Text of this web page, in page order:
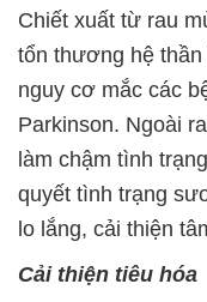
Chiết xuất từ rau
tổn thương hệ
nguy cơ mắc các
Parkinson. Ngoài
làm chậm tình
quyết tình trạng
lo lắng, cải thiện
Cải thiện tiêu hóa